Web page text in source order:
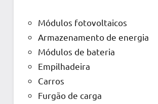
Módulos fotovoltaicos
Armazenamento de energia
Módulos de bateria
Empilhadeira
Carros
Furgão de carga